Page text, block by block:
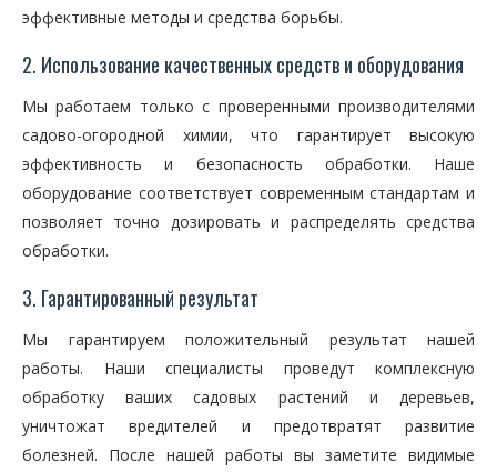
эффективные методы и средства борьбы.
2. Использование качественных средств и оборудования
Мы работаем только с проверенными производителями
садово-огородной химии, что гарантирует высокую
эффективность и безопасность обработки. Наше
оборудование соответствует современным стандартам и
позволяет точно дозировать и распределять средства
обработки.
3. Гарантированный результат
Мы гарантируем положительный результат нашей
работы. Наши специалисты проведут комплексную
обработку ваших садовых растений и деревьев,
уничтожат вредителей и предотвратят развитие
болезней. После нашей работы вы заметите видимые